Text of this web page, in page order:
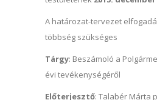
A határozat-tervezet
többség szükséges
Tárgy: Beszámoló a
évi tevékenységéről
Előterjesztő: Talabér Márta